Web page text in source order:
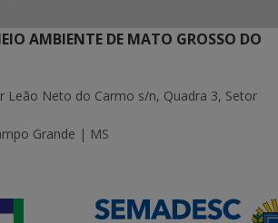
AMBIENTE DE MATO GROSSO DO
Leão Neto do Carmo s/n, Quadra 3, Setor
Grande | MS